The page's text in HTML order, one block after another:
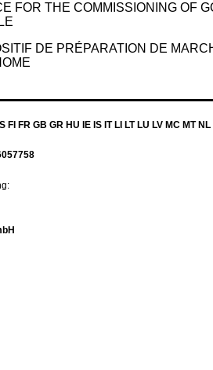
FOR THE COMMISSIONING OF
DE PRÉPARATION DE
FI FR GB GR HU IE IS IT LI LT LU LV MC MT